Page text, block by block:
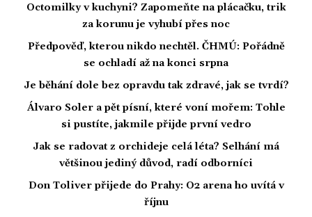
Octomilky v kuchyni? Zapomeňte na plácačku, trik
za korunu je vyhubí přes noc
Předpověď, kterou nikdo nechtěl. ČHMÚ: Pořádně
se ochladí až na konci srpna
Je běhání dole bez opravdu tak zdravé, jak se tvrdí?
Álvaro Soler a pět písní, které voní mořem: Tohle
si pustíte, jakmile přijde první vedro
Jak se radovat z orchideje celá léta? Selhání má
většinou jediný důvod, radí odborníci
Don Toliver přijede do Prahy: O2 arena ho uvítá v
říjnu